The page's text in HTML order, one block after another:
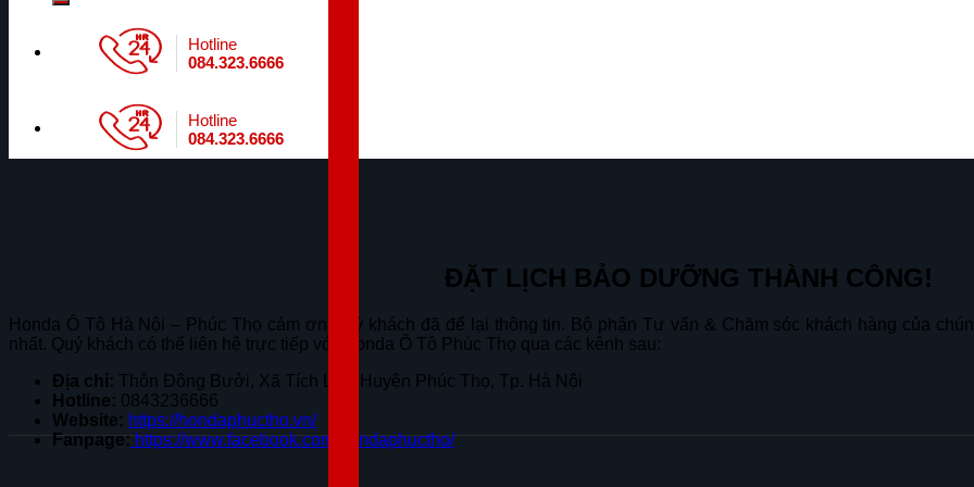
Hotline
084.323.6666
Hotline
084.323.6666
ĐẶT LỊCH BẢO DƯỠNG THÀNH CÔNG!
Honda Ô Tô Hà Nội – Phúc Thọ cảm ơn Quý khách đã để lại thông tin. Bộ phận Tư vấn & Chăm sóc khách hàng của
nhất. Quý khách có thể liên hệ trực tiếp với Honda Ô Tô Phúc Thọ qua các kênh sau:
Địa chỉ: Thôn Đông Bưởi, Xã Tích Lộc, Huyện Phúc Thọ, Tp. Hà Nội
Hotline: 0843236666
Website: https://hondaphuctho.vn/
Fanpage: https://www.facebook.com/hondaphuctho/